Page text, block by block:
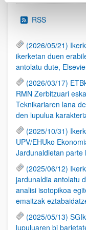
RSS
(2026/05/21)
ikerketan duen
antolatu dute,
(2026/03/17)
RMN Zerbitzuari
Teknikariaren lana
den lupulua
(2025/10/31)
UPV/EHUko
Jardunaldietan parte
(2025/06/12)
jardunaldia antolatu
analisi isotopikoa
emaitzak
(2025/05/13)
lupuluaren bi